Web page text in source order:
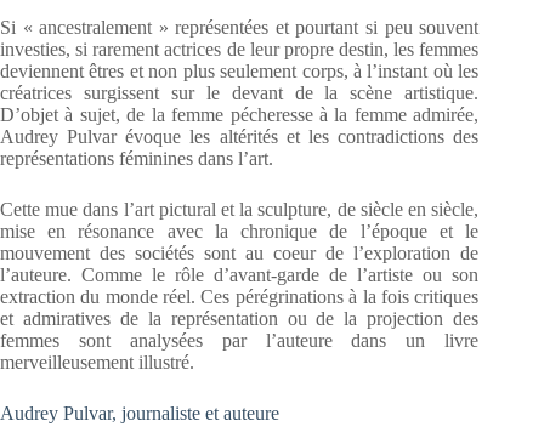
Si « ancestralement » représentées et pourtant si peu souvent
investies, si rarement actrices de leur propre destin, les femmes
deviennent êtres et non plus seulement corps, à l’instant où les
créatrices surgissent sur le devant de la scène artistique.
D’objet à sujet, de la femme pécheresse à la femme admirée,
Audrey Pulvar évoque les altérités et les contradictions des
représentations féminines dans l’art.
Cette mue dans l’art pictural et la sculpture, de siècle en siècle,
mise en résonance avec la chronique de l’époque et le
mouvement des sociétés sont au coeur de l’exploration de
l’auteure. Comme le rôle d’avant-garde de l’artiste ou son
extraction du monde réel. Ces pérégrinations à la fois critiques
et admiratives de la représentation ou de la projection des
femmes sont analysées par l’auteure dans un livre
merveilleusement illustré.
Audrey Pulvar, journaliste et auteure